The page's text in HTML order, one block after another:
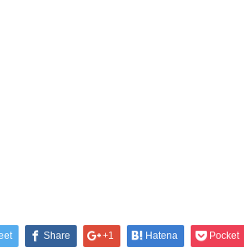
Share +1 Hatena Pocket